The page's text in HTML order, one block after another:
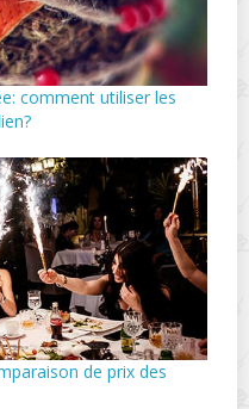
comment utiliser les
de prix des